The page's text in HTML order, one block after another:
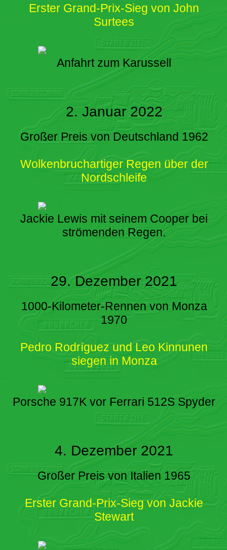
Erster Grand-Prix-Sieg von John
Surtees
Anfahrt zum Karussell
2. Januar 2022
Großer Preis von Deutschland 1962
Wolkenbruchartiger Regen über der
Nordschleife
Jackie Lewis mit seinem Cooper bei
strömenden Regen.
29. Dezember 2021
1000-Kilometer-Rennen von Monza
1970
Pedro Rodríguez und Leo Kinnunen
siegen in Monza
Porsche 917K vor Ferrari 512S Spyder
4. Dezember 2021
Großer Preis von Italien 1965
Erster Grand-Prix-Sieg von Jackie
Stewart